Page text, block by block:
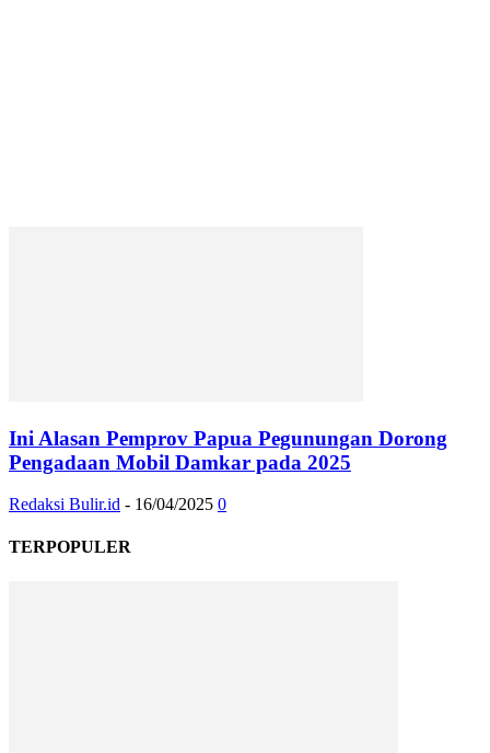
Ini Alasan Pemprov Papua Pegunungan Dorong
Pengadaan Mobil Damkar pada 2025
Redaksi Bulir.id - 16/04/2025 0
TERPOPULER